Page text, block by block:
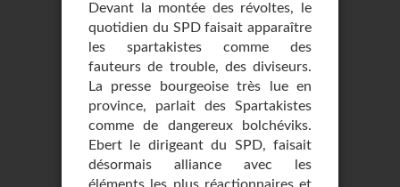
Devant la montée des révoltes, le
quotidien du SPD faisait apparaître
les spartakistes comme des
fauteurs de trouble, des diviseurs.
La presse bourgeoise très lue en
province, parlait des Spartakistes
comme de dangereux bolchéviks.
Ebert le dirigeant du SPD, faisait
désormais alliance avec les